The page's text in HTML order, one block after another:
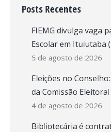
Posts Recentes
FIEMG divulga vaga
Escolar em Ituiutaba
5 de agosto de 2026
Eleições no
da Comissão Eleitoral
4 de agosto de 2026
Bibliotecária é